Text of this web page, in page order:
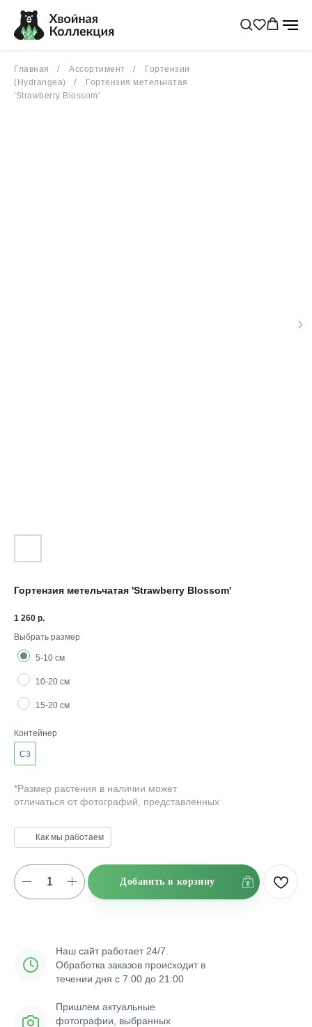
Главная Ассортимент
Гортензии
(Hydrangea)
Гортензия метельчатая
'Strawberry Blossom'
Гортензия метельчатая 'Strawberry Blossom'
1 260 р.
Выбрать размер
5-10 см
10-20 см
15-20 см
Контейнер
C3
*Размер растения в наличии может
отличаться от фотографий, представленных
Как мы работаем
Добавить в корзину
Наш сайт работает 24/7.
Обработка заказов происходит в
течении дня с 7:00 до 21:00
Пришлем актуальные
фотографии, выбранных